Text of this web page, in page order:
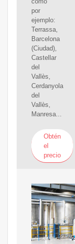
por
ejemplo:
Terrassa,
Barcelona
(Ciudad),
Castellar
del
Vallès,
Cerdanyola
del
Vallès,
Manresa...
Obtén
el
precio